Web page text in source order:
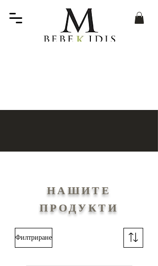
НАШИТЕ
ПРОДУКТИ
Филтриране